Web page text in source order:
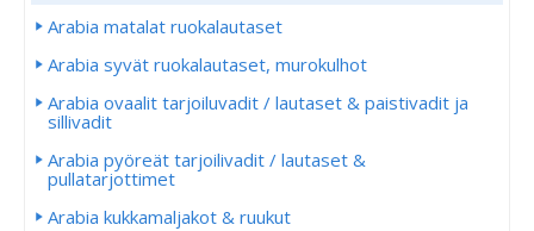
Arabia matalat ruokalautaset
Arabia syvät ruokalautaset, murokulhot
Arabia ovaalit tarjoiluvadit / lautaset & paistivadit ja
sillivadit
Arabia pyöreät tarjoilivadit / lautaset &
pullatarjottimet
Arabia kukkamaljakot & ruukut